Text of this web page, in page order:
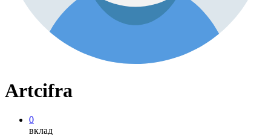
Artcifra
0
вклад